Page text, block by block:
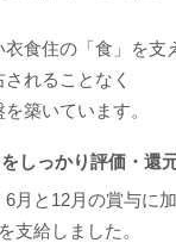
食住の「食」を支
れることなく
築いています。
しっかり評価・還元
月と12月の賞与に加
支給しました。